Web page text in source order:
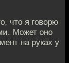
что я говорю
Может оно
на руках у